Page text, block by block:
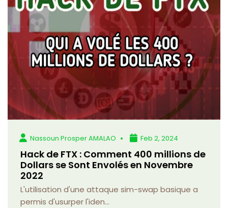
Nassoun Prosper AMALAO Feb 2, 2024
Hack de FTX : Comment 400 millions de
Dollars se Sont Envolés en Novembre
2022
L'utilisation d'une attaque sim-swap basique a
permis d'usurper l'iden...